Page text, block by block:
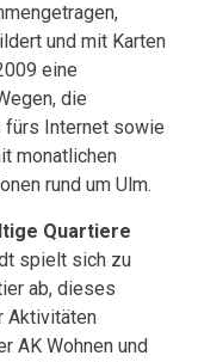
und mit Karten
eine
die
fürs Internet sowie
monatlichen
rund um Ulm.
Quartiere
spielt sich zu
ab, dieses
Aktivitäten
AK Wohnen und